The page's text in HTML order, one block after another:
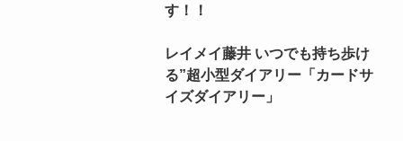
す！！
レイメイ藤井 いつでも持ち歩け
る”超小型ダイアリー「カードサ
イズダイアリー」